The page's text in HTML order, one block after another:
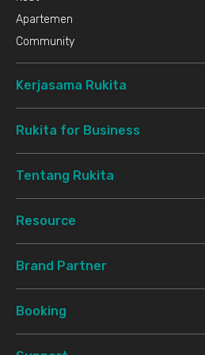
Apartemen
Community
Kerjasama Rukita
Rukita for Business
Tentang Rukita
Resource
Brand Partner
Booking